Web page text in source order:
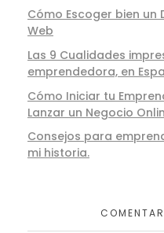
Cómo Escoger bien un
Web
Las 9 Cualidades
emprendedora, en
Cómo Iniciar tu
Lanzar un Negocio
Consejos para
mi historia.